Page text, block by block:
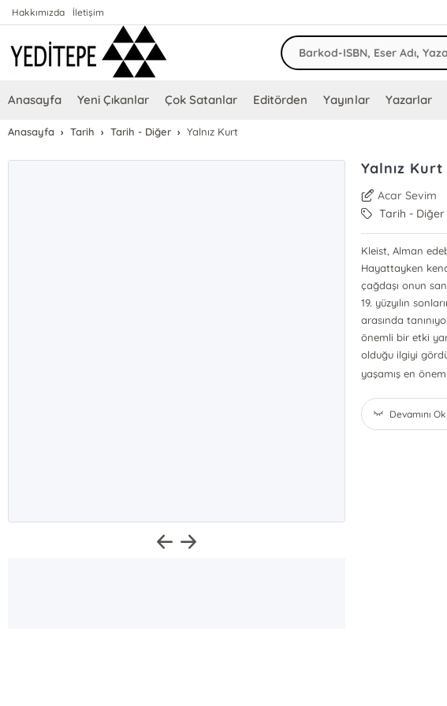
Hakkımızda İletişim
Anasayfa Yeni Çıkanlar Çok Satanlar Editörden Yayınlar Yazarlar
Anasayfa Tarih Tarih - Diğer Yalnız Kurt
Yalnız Kurt
Acar Sevim
Tarih - Diğer
Kleist, Alman
Hayattayken
çağdaşı onun
19. yüzyılın
arasında
önemli bir etki
olduğu ilgiyi
yaşamış en
Devamını